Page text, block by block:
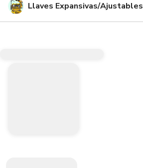
Llaves Expansivas/Ajustables